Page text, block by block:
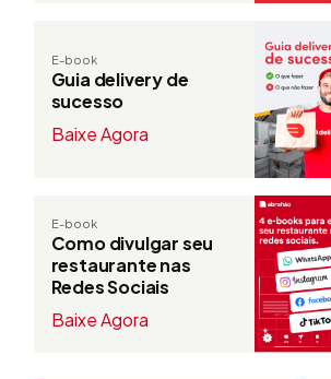
E-book
Guia delivery de
sucesso
Baixe Agora
E-book
Como divulgar seu
restaurante nas
Redes Sociais
Baixe Agora